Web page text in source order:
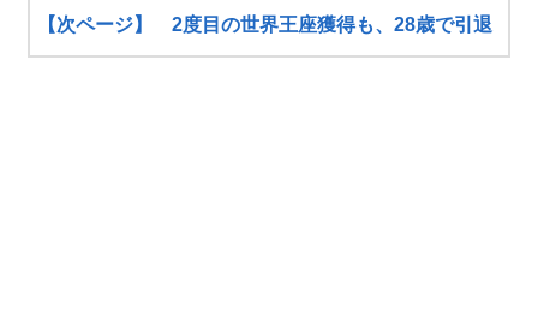
【次ページ】 2度目の世界王座獲得も、28歳で引退